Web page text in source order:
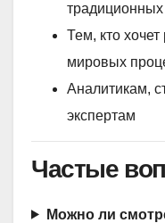
традиционных
Тем, кто
мировых
Аналитикам,
экспертам
Частые
Можно ли